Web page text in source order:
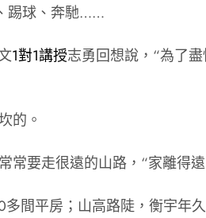
踢球、奔馳……
1對1講授志勇回想說，“為了
的。
要走很遠的山路，“家離得
間平房；山高路陡，衡宇年